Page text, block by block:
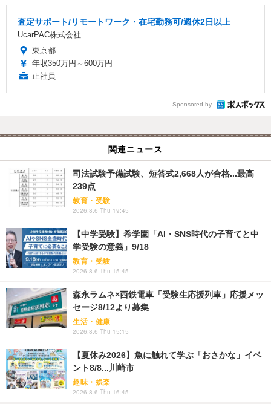
査定サポート/リモートワーク・在宅勤務可/週休2日以上
UcarPAC株式会社
東京都
年収350万円～600万円
正社員
Sponsored by
関連ニュース
司法試験予備試験、短答式2,668人が合格...最高
239点
教育・受験
2026.8.6 Thu 19:45
【中学受験】希学園「AI・SNS時代の子育てと中
学受験の意義」9/18
教育・受験
2026.8.6 Thu 15:45
森永ラムネ×西鉄電車「受験生応援列車」応援メッ
セージ8/12より募集
生活・健康
2026.8.6 Thu 15:15
【夏休み2026】魚に触れて学ぶ「おさかな」イベ
ント8/8...川崎市
趣味・娯楽
2026.8.6 Thu 16:45